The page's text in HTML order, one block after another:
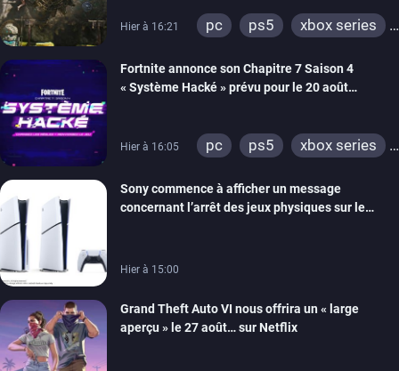
Hier à 16:21 pc ps5
xbox series
Fortnite annonce son Chapitre 7 Saison 4
« Système Hacké » prévu pour le 20 août
Hier à 16:05 pc ps5
xbox series
ps4
xbox one
switch 2
Sony commence à afficher un message
concernant l’arrêt des jeux physiques sur le
Hier à 15:00
Grand Theft Auto VI nous offrira un « large
aperçu » le 27 août… sur Netflix